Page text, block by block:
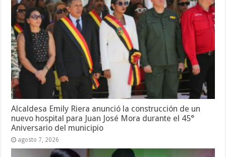
Alcaldesa Emily Riera anunció la construcción de un
nuevo hospital para Juan José Mora durante el 45°
Aniversario del municipio
agosto 7, 2026